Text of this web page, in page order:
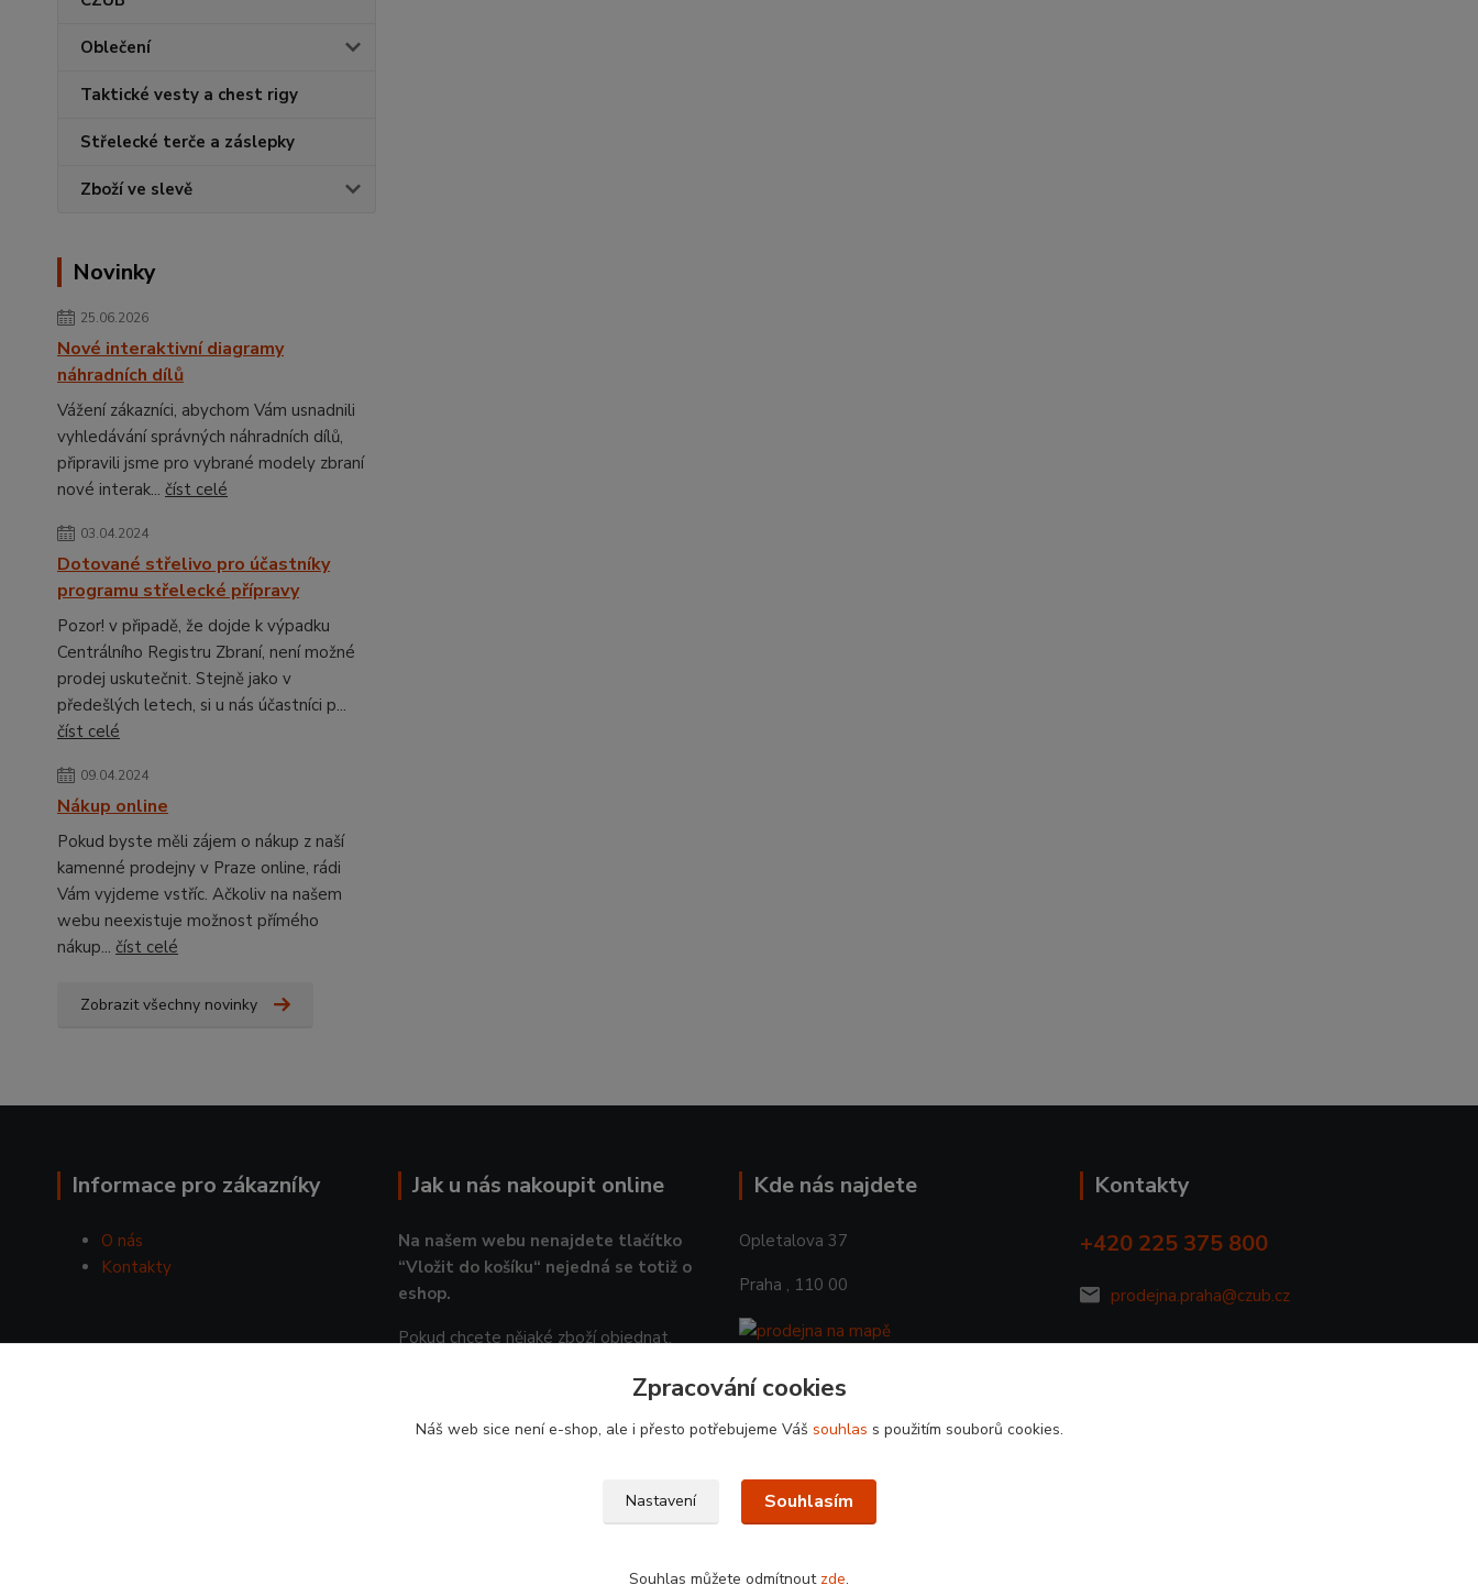
Oblečení
Taktické vesty a chest rigy
Střelecké terče a záslepky
Zboží ve slevě
Novinky
25.06.2026
Nové interaktivní diagramy
náhradních dílů
Vážení zákazníci, abychom Vám usnadnili
vyhledávání správných náhradních dílů,
připravili jsme pro vybrané modely zbraní
nové interak... číst celé
03.04.2024
Dotované střelivo pro účastníky
programu střelecké přípravy
Pozor! v připadě, že dojde k výpadku
Centrálního Registru Zbraní, není možné
prodej uskutečnit. Stejně jako v
předešlých letech, si u nás účastníci p...
číst celé
09.04.2024
Nákup online
Pokud byste měli zájem o nákup z naší
kamenné prodejny v Praze online, rádi
Vám vyjdeme vstříc. Ačkoliv na našem
webu neexistuje možnost přímého
nákup... číst celé
Zobrazit všechny novinky
Informace pro zákazníky
O nás
Kontakty
Jak u nás nakoupit online
Na našem webu nenajdete tlačítko
“Vložit do košíku“ nejedná se totiž o
eshop.
Pokud chcete nějaké zboží objednat,
Kde nás najdete
Opletalova 37
Praha , 110 00
Kontakty
+420 225 375 800
prodejna.praha@czub.cz
Zpracování cookies
Náš web sice není e-shop, ale i přesto potřebujeme Váš souhlas s použitím souborů cookies.
Nastavení Souhlasím
Souhlas můžete odmítnout zde.